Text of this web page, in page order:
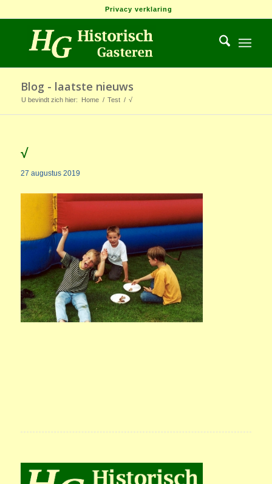
Privacy verklaring
Blog - laatste nieuws
U bevindt zich hier: Home / Test / √
√
27 augustus 2019